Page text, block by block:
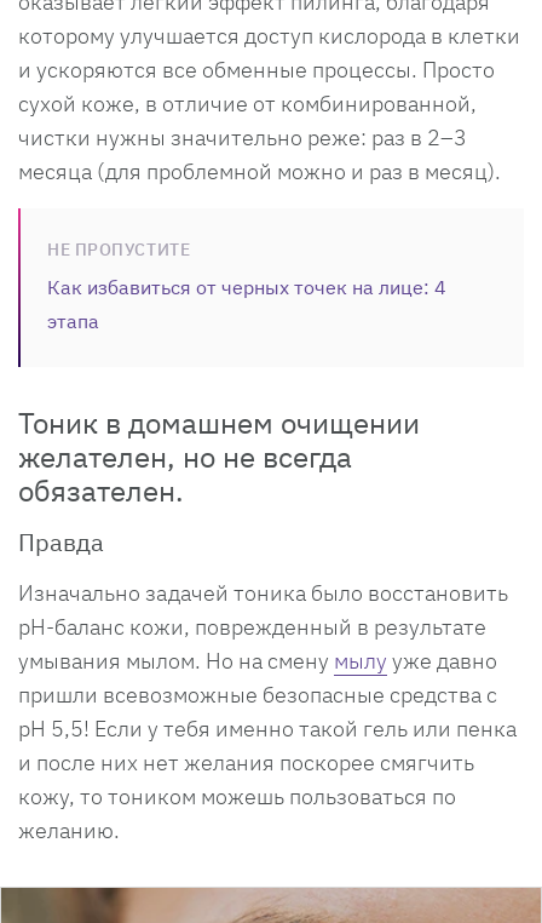
которому улучшается доступ кислорода в клетки
и ускоряются все обменные процессы. Просто
сухой коже, в отличие от комбинированной,
чистки нужны значительно реже: раз в 2–3
месяца (для проблемной можно и раз в месяц).
НЕ ПРОПУСТИТЕ
Как избавиться от черных точек на лице: 4
этапа
Тоник в домашнем очищении
желателен, но не всегда
обязателен.
Правда
Изначально задачей тоника было восстановить
pH-баланс кожи, поврежденный в результате
умывания мылом. Но на смену мылу уже давно
пришли всевозможные безопасные средства с
pH 5,5! Если у тебя именно такой гель или пенка
и после них нет желания поскорее смягчить
кожу, то тоником можешь пользоваться по
желанию.